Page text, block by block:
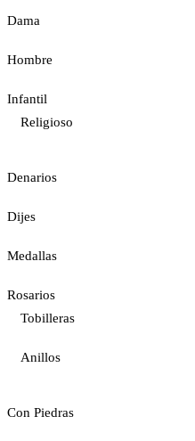
Dama
Hombre
Infantil
Religioso
Denarios
Dijes
Medallas
Rosarios
Tobilleras
Anillos
Con Piedras